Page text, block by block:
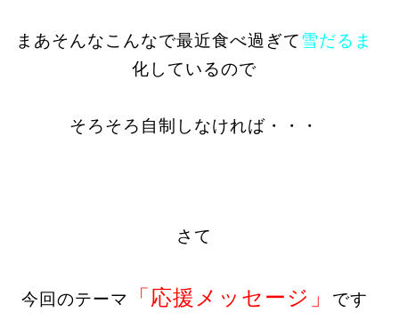
まあそんなこんなで最近食べ過ぎて 雪だるま
化しているので
そろそろ自制しなければ・・・
さて
今回のテーマ 「応援メッセージ」
です